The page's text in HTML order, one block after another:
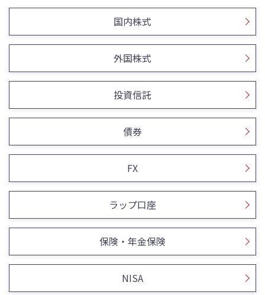
国内株式
外国株式
投資信託
債券
FX
ラップ口座
保険・年金保険
NISA